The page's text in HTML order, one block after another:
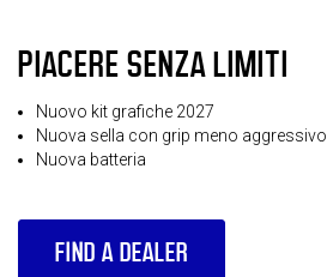
PIACERE SENZA LIMITI
Nuovo kit grafiche 2027
Nuova sella con grip meno aggressivo
Nuova batteria
FIND A DEALER